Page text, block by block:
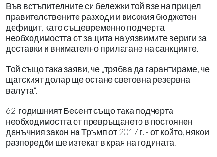
Във встъпителните си бележки той взе на прицел
правителствените разходи и високия бюджетен
дефицит, като същевременно подчерта
необходимостта от защита на уязвимите вериги за
доставки и внимателно прилагане на санкциите.
Той също така заяви, че „трябва да гарантираме, че
щатският долар ще остане световна резервна
валута“.
62-годишният Бесент също така подчерта
необходимостта от превръщането в постоянен
данъчния закон на Тръмп от 2017 г. - от който, някои
разпоредби ще изтекат в края на годината.